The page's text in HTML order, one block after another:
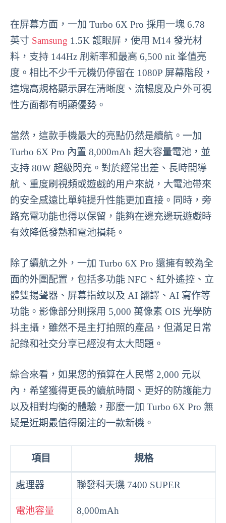
在屏幕方面，一加 Turbo 6X Pro 採用一塊 6.78
英寸 Samsung 1.5K 護眼屏，使用 M14 發光材
料，支持 144Hz 刷新率和最高 6,500 nit 峯值亮
度。相比不少千元機仍停留在 1080P 屏幕階段，
這塊高規格顯示屏在清晰度、流暢度及户外可視
性方面都有明顯優勢。
當然，這款手機最大的亮點仍然是續航。一加
Turbo 6X Pro 內置 8,000mAh 超大容量電池，並
支持 80W 超級閃充。對於經常出差、長時間導
航、重度刷視頻或遊戲的用户來説，大電池帶來
的安全感遠比單純提升性能更加直接。同時，旁
路充電功能也得以保留，能夠在邊充邊玩遊戲時
有效降低發熱和電池損耗。
除了續航之外，一加 Turbo 6X Pro 還擁有較為全
面的外圍配置，包括多功能 NFC、紅外遙控、立
體雙揚聲器、屏幕指紋以及 AI 翻譯、AI 寫作等
功能。影像部分則採用 5,000 萬像素 OIS 光學防
抖主攝，雖然不是主打拍照的產品，但滿足日常
記錄和社交分享已經沒有太大問題。
綜合來看，如果您的預算在人民幣 2,000 元以
內，希望獲得更長的續航時間、更好的防護能力
以及相對均衡的體驗，那麼一加 Turbo 6X Pro 無
疑是近期最值得關注的一款新機。
項目 規格
處理器 聯發科天璣 7400 SUPER
電池容量 8,000mAh